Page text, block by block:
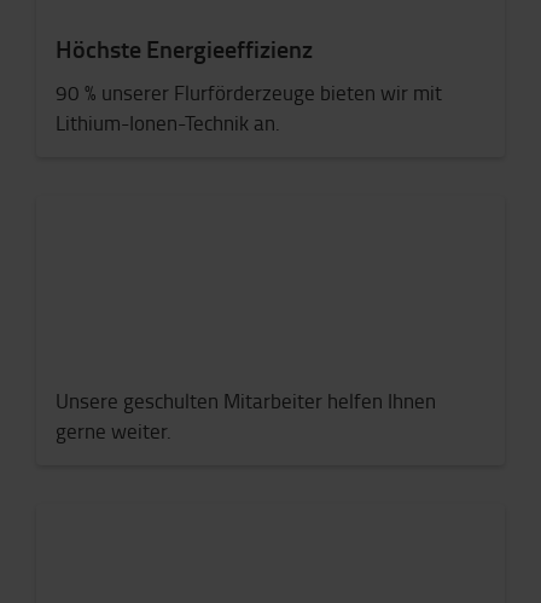
Höchste Energieeffizienz
90 % unserer Flurförderzeuge bieten wir mit
Lithium-Ionen-Technik an.
Unsere geschulten Mitarbeiter helfen Ihnen
gerne weiter.